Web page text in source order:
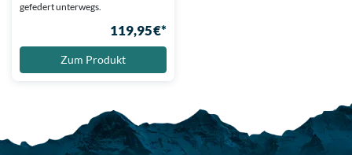
gefedert unterwegs.
119,95 €*
Zum Produkt